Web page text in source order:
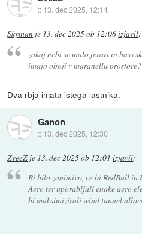
:: 13. dec 2025, 12:14
Skyman je 13. dec 2025 ob 12:06izjavil:
zakaj nebi se malo ferari in hass
imajo oboji v maranellu prostore?
Dva rbja imata istega lastnika.
Ganon
:: 13. dec 2025, 12:30
ZveeZ je 13. dec 2025 ob 12:01 izjavil:
Bi bilo zanimivo, ce bi RedBull
Aero ter uporabljali enake aero
bi maksimizirali wind tunnel